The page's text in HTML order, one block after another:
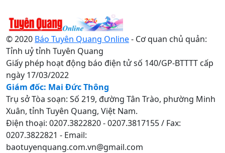
© 2020 Báo Tuyên Quang Online- Cơ quan chủ quản:
Tỉnh uỷ tỉnh Tuyên Quang
Giấy phép hoạt động báo điện tử số 140/GP-BTTTT cấp
ngày 17/03/2022
Giám đốc: Mai Đức Thông
Trụ sở Tòa soạn: Số 219, đường Tân Trào, phường Minh
Xuân, tỉnh Tuyên Quang, Việt Nam.
Điện thoại: 0207.3822820 - 0207.3817155 / Fax:
0207.3822821 - Email:
baotuyenquang.com.vn@gmail.com